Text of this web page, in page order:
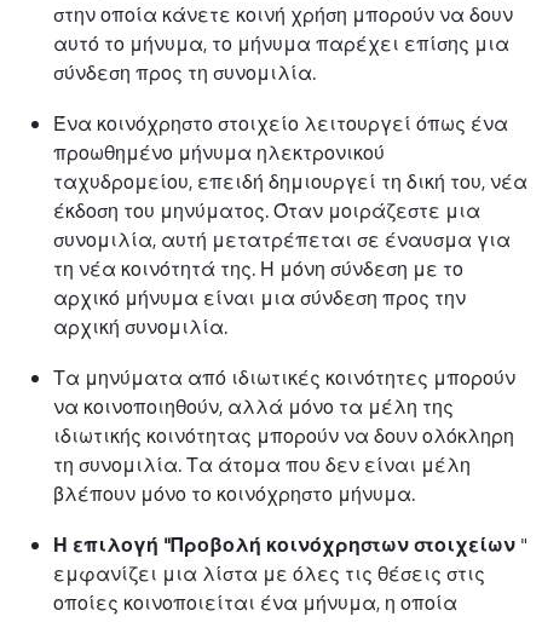
στην οποία κάνετε κοινή χρήση μπορούν να δουν
αυτό το μήνυμα, το μήνυμα παρέχει επίσης μια
σύνδεση προς τη συνομιλία.
Ένα κοινόχρηστο στοιχείο λειτουργεί όπως ένα
προωθημένο μήνυμα ηλεκτρονικού
ταχυδρομείου, επειδή δημιουργεί τη δική του, νέα
έκδοση του μηνύματος. Όταν μοιράζεστε μια
συνομιλία, αυτή μετατρέπεται σε έναυσμα για
τη νέα κοινότητά της. Η μόνη σύνδεση με το
αρχικό μήνυμα είναι μια σύνδεση προς την
αρχική συνομιλία.
Τα μηνύματα από ιδιωτικές κοινότητες μπορούν
να κοινοποιηθούν, αλλά μόνο τα μέλη της
ιδιωτικής κοινότητας μπορούν να δουν ολόκληρη
τη συνομιλία. Τα άτομα που δεν είναι μέλη
βλέπουν μόνο το κοινόχρηστο μήνυμα.
Η επιλογή "Προβολή κοινόχρηστων στοιχείων "
εμφανίζει μια λίστα με όλες τις θέσεις στις
οποίες κοινοποιείται ένα μήνυμα, η οποία